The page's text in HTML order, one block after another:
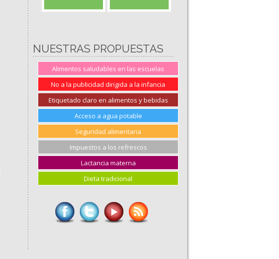
NUESTRAS PROPUESTAS
Alimentos saludables en las escuelas
No a la publicidad dirigida a la infancia
Etiquetado claro en alimentos y bebidas
Acceso a agua potable
Seguridad alimentaria
Impuestos a los refrescos
Lactancia materna
Dieta tradicional